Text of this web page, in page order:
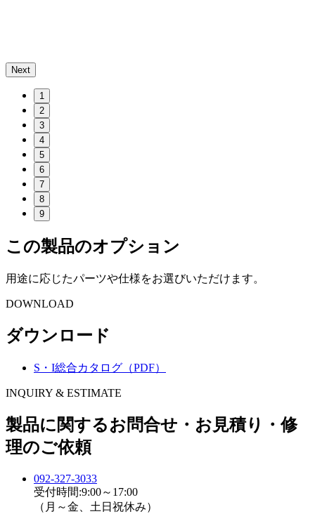
Next
1
2
3
4
5
6
7
8
9
この製品のオプション
用途に応じたパーツや仕様をお選びいただけます。
DOWNLOAD
ダウンロード
S・I総合カタログ（PDF）
INQUIRY & ESTIMATE
製品に関するお問合せ・お見積り・修
理のご依頼
092-327-3033
受付時間:9:00～17:00
（月～金、土日祝休み）